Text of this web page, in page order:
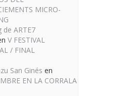
MICRO-
de ARTE7
V FESTIVAL
/ FINAL
San Ginés en
EN LA CORRALA